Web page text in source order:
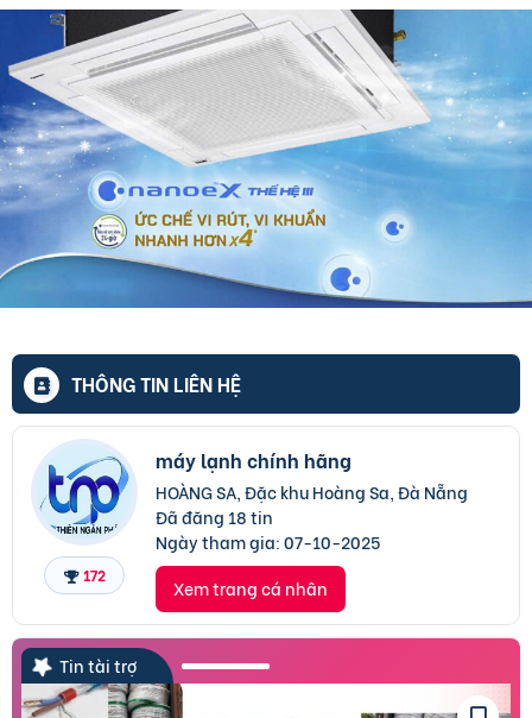
THÔNG TIN LIÊN HỆ
172
máy lạnh chính hãng
HOÀNG SA, Đặc khu Hoàng Sa, Đà Nẵng
Đã đăng 18 tin
Ngày tham gia:07-10-2025
Xem trang cá nhân
Tin tài trợ